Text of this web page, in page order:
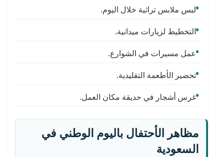
لبس ملابس تراثية خلال اليوم.
التخطيط لزيارات ميدانية.
عمل مسيرات في الشوارع.
تحضير الأطعمة التقليدية.
غرس أشجار في حديقة مكان العمل.
مظاهر الأحتفال باليوم الوطني في
السعودية